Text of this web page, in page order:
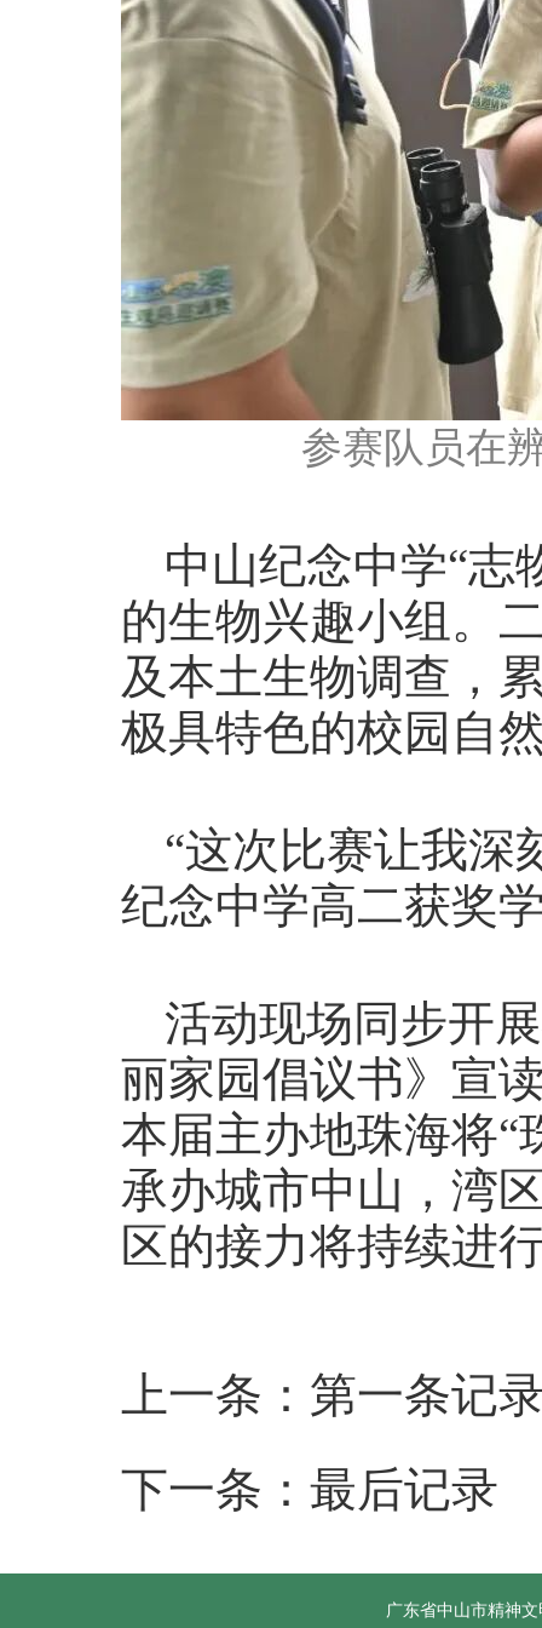
参赛队员在
中山纪念中学“志
的生物兴趣小组。
及本土生物调查，
极具特色的校园自
“这次比赛让我深
纪念中学高二获奖
活动现场同步开
丽家园倡议书》宣
本届主办地珠海将“
承办城市中山，湾
区的接力将持续进
上一条：第一条记
下一条：最后记录
广东省中山市精神